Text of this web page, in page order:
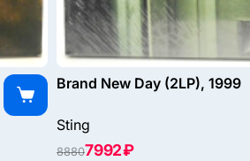
Brand New Day (2LP), 1999
Sting
88807992 ₽